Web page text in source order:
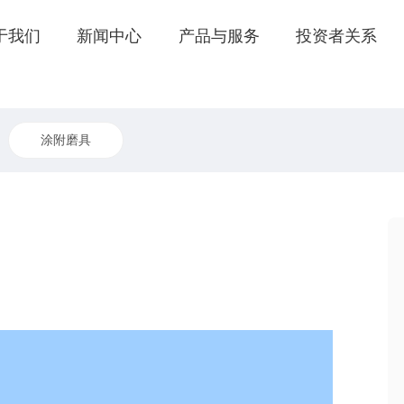
我们 新闻中心 产品与服务 投资者关系
涂附磨具